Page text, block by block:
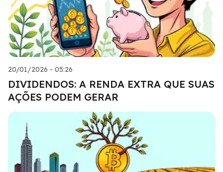
20/01/2026 - 05:26
DIVIDENDOS: A RENDA EXTRA QUE SUAS
AÇÕES PODEM GERAR